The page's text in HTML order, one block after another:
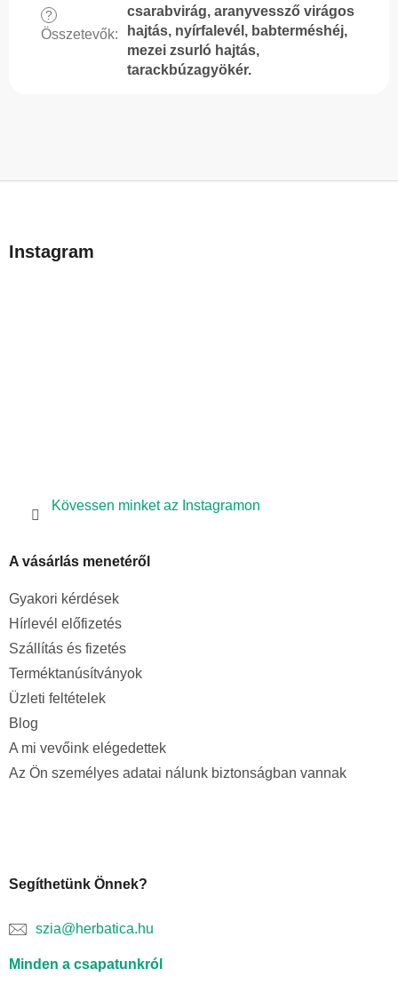
?
Összetevők:
csarabvirág, aranyvessző virágos
hajtás, nyírfalevél, babterméshéj,
mezei zsurló hajtás,
tarackbúzagyökér.
Instagram
Kövessen minket az Instagramon
A vásárlás menetéről
Gyakori kérdések
Hírlevél előfizetés
Szállítás és fizetés
Terméktanúsítványok
Üzleti feltételek
Blog
A mi vevőink elégedettek
Az Ön személyes adatai nálunk biztonságban vannak
Segíthetünk Önnek?
szia@herbatica.hu
Minden a csapatunkról